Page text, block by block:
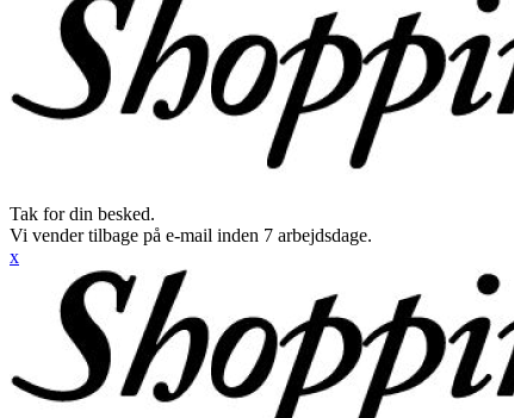
Tak for din besked.
Vi vender tilbage på e-mail inden 7 arbejdsdage.
x